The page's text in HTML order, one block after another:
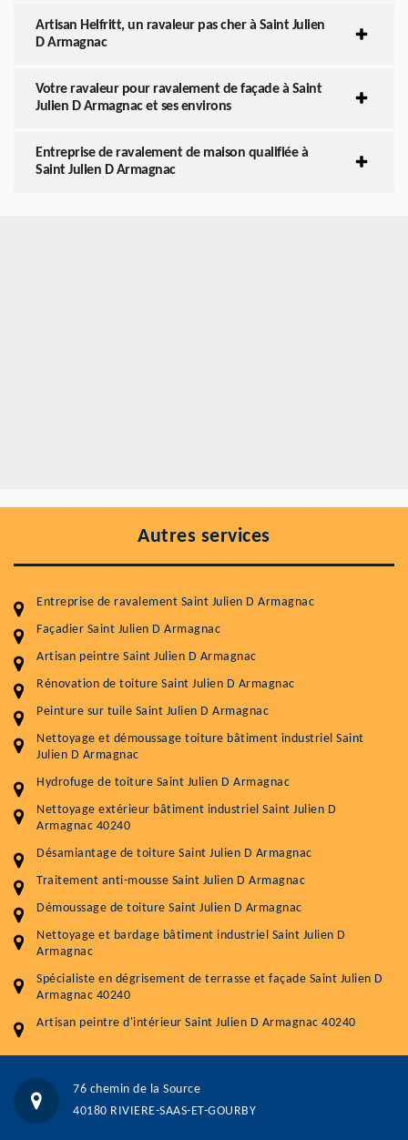
Artisan Helfritt, un ravaleur pas cher à Saint Julien
D Armagnac
Votre ravaleur pour ravalement de façade à Saint
Julien D Armagnac et ses environs
Entreprise de ravalement de maison qualifiée à
Saint Julien D Armagnac
Autres services
Entreprise de ravalement Saint Julien D Armagnac
Façadier Saint Julien D Armagnac
Artisan peintre Saint Julien D Armagnac
Rénovation de toiture Saint Julien D Armagnac
Peinture sur tuile Saint Julien D Armagnac
Nettoyage et démoussage toiture bâtiment industriel Saint
Julien D Armagnac
Hydrofuge de toiture Saint Julien D Armagnac
Nettoyage extérieur bâtiment industriel Saint Julien D
Armagnac 40240
Désamiantage de toiture Saint Julien D Armagnac
Traitement anti-mousse Saint Julien D Armagnac
Démoussage de toiture Saint Julien D Armagnac
Nettoyage et bardage bâtiment industriel Saint Julien D
Armagnac
Spécialiste en dégrisement de terrasse et façade Saint Julien D
Armagnac 40240
Artisan peintre d'intérieur Saint Julien D Armagnac 40240
76 chemin de la Source
40180 RIVIERE-SAAS-ET-GOURBY
Entretenir votre toiture, c'est préserver sa
Plus de 15 ans d'expérience en couverture et facade
Service
Nettoyageb toiture
Démoussage toiture
Traitement hydrofuge toiture
Prix au m²
9 € / m²
Artisant local recommander
76 chemin de la Source 40180 RIVIERE-SAAS-ET-GOURBY